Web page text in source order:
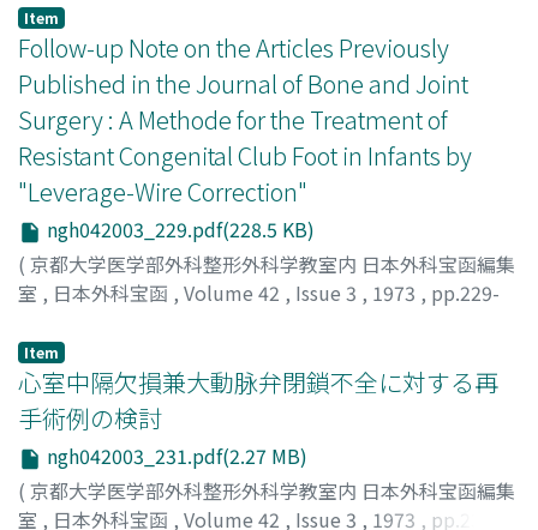
若林, 信生
Item
Follow-up Note on the Articles Previously
Published in the Journal of Bone and Joint
Surgery : A Methode for the Treatment of
Resistant Congenital Club Foot in Infants by
"Leverage-Wire Correction"
ngh042003_229.pdf(228.5 KB)
( 京都大学医学部外科整形外科学教室内 日本外科宝函編集
室 , 日本外科宝函 , Volume 42 , Issue 3 , 1973 , pp.229-
MORITA, SHIN
Item
心室中隔欠損兼大動脉弁閉鎖不全に対する再
手術例の検討
ngh042003_231.pdf(2.27 MB)
( 京都大学医学部外科整形外科学教室内 日本外科宝函編集
室 , 日本外科宝函 , Volume 42 , Issue 3 , 1973 , pp.231-